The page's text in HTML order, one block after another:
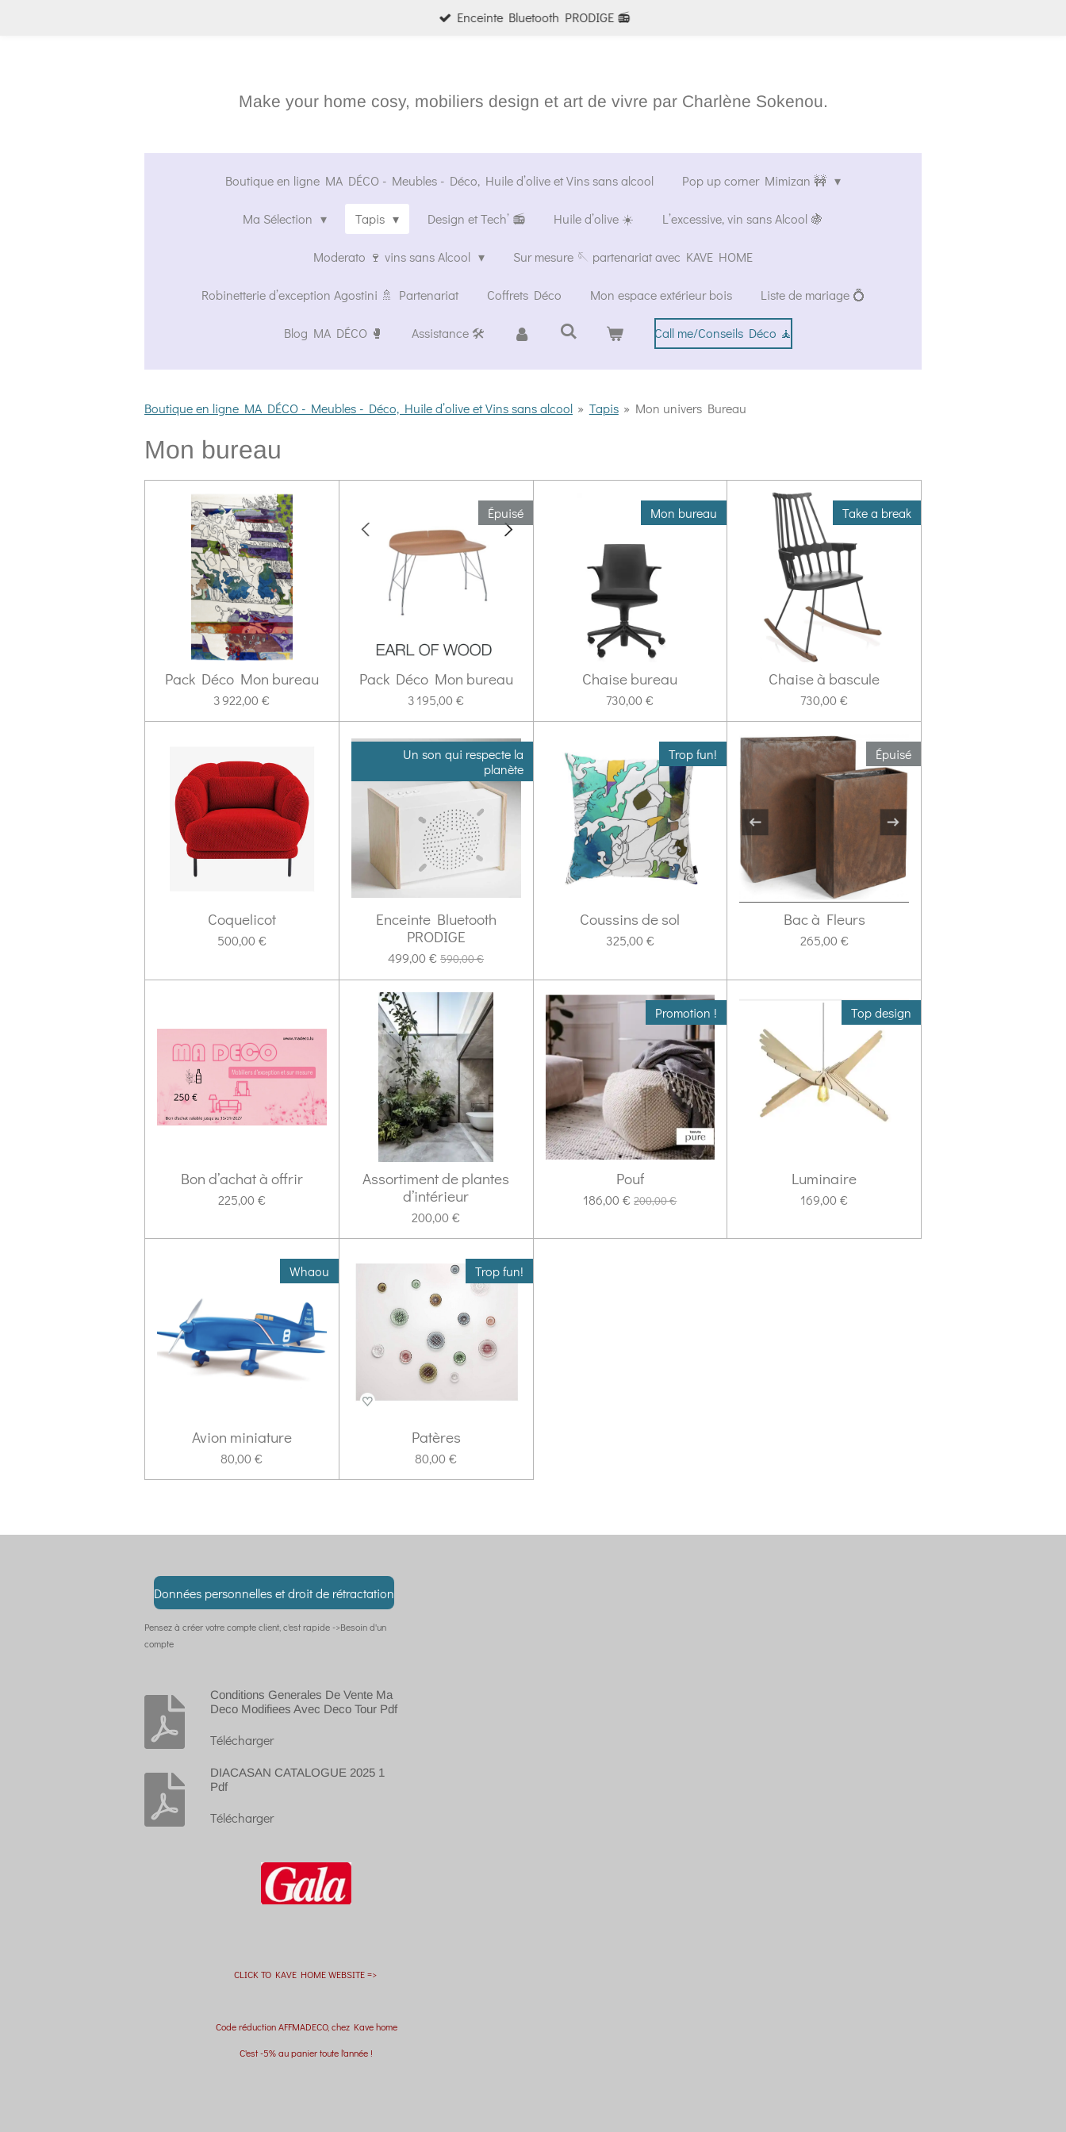
Enceinte Bluetooth PRODIGE 📻
Make your home cosy, mobiliers design et art de vivre par Charlène Sokenou.
Boutique en ligne MA DÉCO - Meubles - Déco, Huile d’olive et Vins sans alcool Pop up corner Mimizan 🚧
Ma Sélection Tapis Design et Tech’ 📻 Huile d’olive ☀️ L’excessive, vin sans Alcool 🍇
Moderato 🍷 vins sans Alcool Sur mesure 🪡 partenariat avec KAVE HOME
Robinetterie d’exception Agostini 🚿 Partenariat Coffrets Déco Mon espace extérieur bois Liste de mariage 💍
Blog MA DÉCO 🥊 Assistance 🛠️ Call me/Conseils Déco 🧘
Boutique en ligne MA DÉCO - Meubles - Déco, Huile d’olive et Vins sans alcool » Tapis » Mon univers Bureau
Mon bureau
Pack Déco Mon bureau
3 922,00 €
Épuisé
Pack Déco Mon bureau
3 195,00 €
Mon bureau
Chaise bureau
730,00 €
Take a break
Chaise à bascule
730,00 €
Coquelicot
500,00 €
Un son qui respecte la
planète
Enceinte Bluetooth
PRODIGE
499,00 € 590,00 €
Trop fun!
Coussins de sol
325,00 €
Épuisé
Bac à Fleurs
265,00 €
Bon d’achat à offrir
225,00 €
Assortiment de plantes
d’intérieur
200,00 €
Promotion !
Pouf
186,00 € 200,00 €
Top design
Luminaire
169,00 €
Whaou
Avion miniature
80,00 €
Trop fun!
Patères
80,00 €
Données personnelles et droit de rétractation
Pensez à créer votre compte client, c'est rapide ->Besoin d'un
compte
Conditions Generales De Vente Ma
Deco Modifiees Avec Deco Tour Pdf
Télécharger
DIACASAN CATALOGUE 2025 1
Pdf
Télécharger
CLICK TO KAVE HOME WEBSITE =>
Code réduction AFFMADECO, chez Kave home
C'est -5% au panier toute l'année !